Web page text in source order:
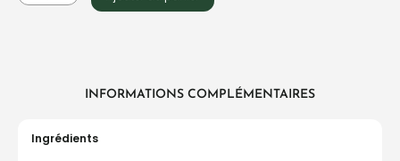
INFORMATIONS COMPLÉMENTAIRES
Ingrédients